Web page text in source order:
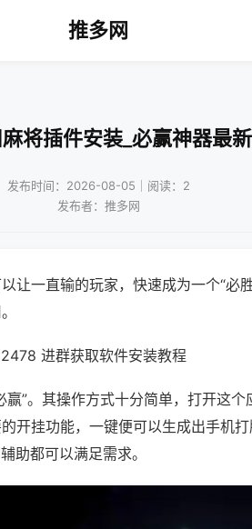
推多网
将插件安装_必赢神器最
发布时间：2026-08-05｜阅读：2
发布者：推多网
让一直输的玩家，快速成为一个“必
进群获取软件安装教程
”。其操作方式十分简单，打开这
开挂功能，一键便可以生成出手机
助都可以满足需求。